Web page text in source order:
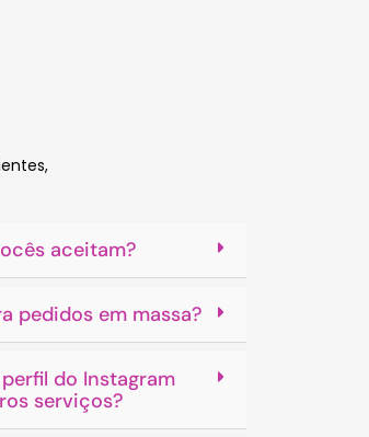
aceitam?
pedidos em massa?
do Instagram
serviços?